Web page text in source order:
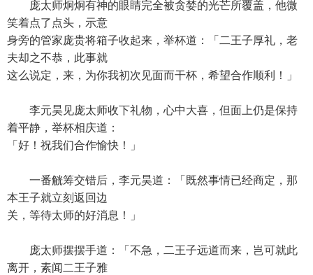
庞太师炯炯有神的眼睛完全被贪婪的光芒所覆盖，他微
笑着点了点头，示意
身旁的管家庞贵将箱子收起来，举杯道：「二王子厚礼，老
夫却之不恭，此事就
这么说定，来，为你我初次见面而干杯，希望合作顺利！」
李元昊见庞太师收下礼物，心中大喜，但面上仍是保持
着平静，举杯相庆道：
「好！祝我们合作愉快！」
一番觥筹交错后，李元昊道：「既然事情已经商定，那
本王子就立刻返回边
关，等待太师的好消息！」
庞太师摆摆手道：「不急，二王子远道而来，岂可就此
离开，素闻二王子雅